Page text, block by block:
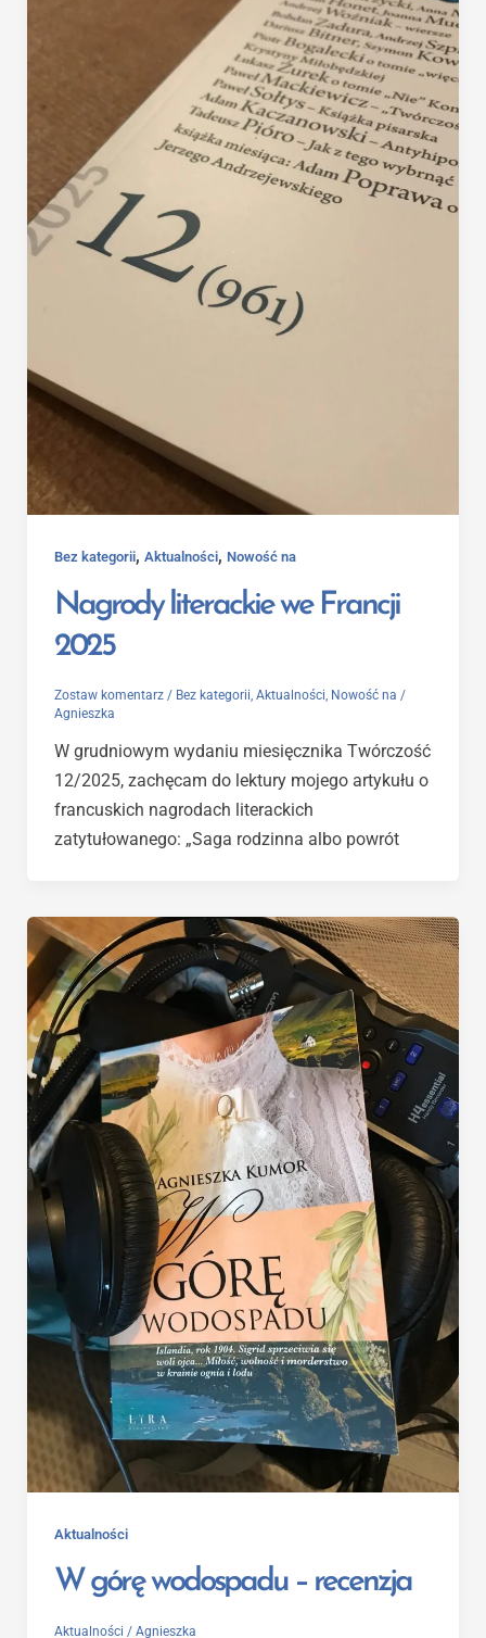
Bez kategorii, Aktualności, Nowość na
Nagrody literackie we Francji
2025
Zostaw komentarz / Bez kategorii, Aktualności, Nowość na /
Agnieszka
W grudniowym wydaniu miesięcznika Twórczość
12/2025, zachęcam do lektury mojego artykułu o
francuskich nagrodach literackich
zatytułowanego: „Saga rodzinna albo powrót
Aktualności
W górę wodospadu – recenzja
Aktualności / Agnieszka